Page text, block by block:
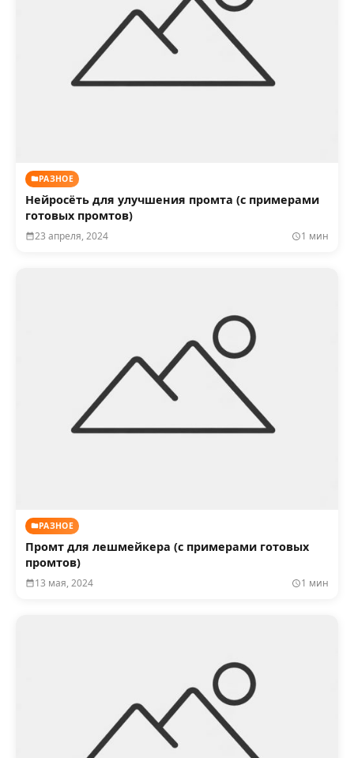
РАЗНОЕ
Нейросёть для улучшения промта (с примерами
готовых промтов)
23 апреля, 2024 1 мин
РАЗНОЕ
Промт для лешмейкера (с примерами готовых
промтов)
13 мая, 2024 1 мин